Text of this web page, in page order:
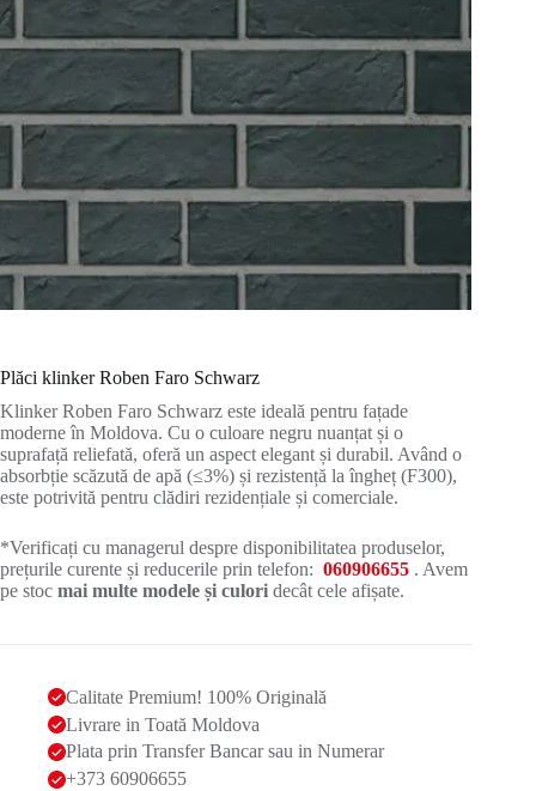
Plăci klinker Roben Faro Schwarz
Klinker Roben Faro Schwarz este ideală pentru fațade
moderne în Moldova. Cu o culoare negru nuanțat și o
suprafață reliefată, oferă un aspect elegant și durabil. Având o
absorbție scăzută de apă (≤3%) și rezistență la îngheț (F300),
este potrivită pentru clădiri rezidențiale și comerciale.
*Verificați cu managerul despre disponibilitatea produselor,
prețurile curente și reducerile prin telefon: 060906655 . Avem
pe stoc mai multe modele și culori decât cele afișate.
Calitate Premium! 100% Originală
Livrare in Toată Moldova
Plata prin Transfer Bancar sau in Numerar
+373 60906655